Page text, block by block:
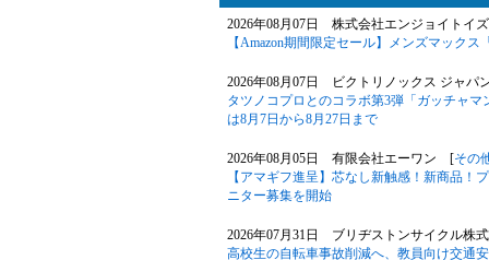
2026年08月07日 株式会社エンジョイトイ
【Amazon期間限定セール】メンズマック
2026年08月07日 ビクトリノックス ジャ
タツノコプロとのコラボ第3弾「ガッチャ
は8月7日から8月27日まで
2026年08月05日 有限会社エーワン [その
【アマギフ進呈】芯なし新触感！新商品！
ニター募集を開始
2026年07月31日 ブリヂストンサイクル株
高校生の自転車事故削減へ、教員向け交通